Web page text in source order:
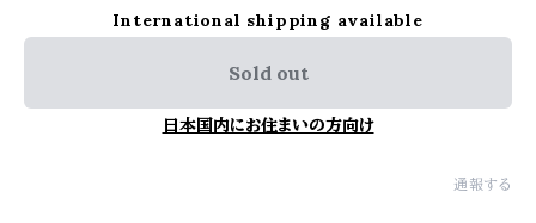
International shipping available
Sold out
日本国内にお住まいの方向け
通報する